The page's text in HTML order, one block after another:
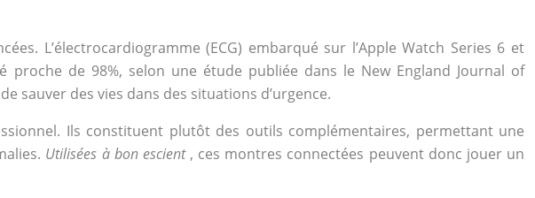
L’électrocardiogramme (ECG) embarqué sur l’Apple Watch Series 6 et
de 98%, selon une étude publiée dans le New England Journal of
sauver des vies dans des situations d’urgence.
Ils constituent plutôt des outils complémentaires, permettant une
Utilisées à bon escient , ces montres connectées peuvent donc jouer un